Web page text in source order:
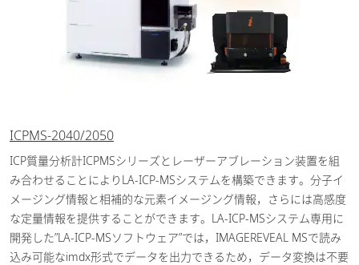
ICPMS-2040/2050
ICP質量分析計ICPMSシリーズとレーザーアブレーション装置を組
み合わせることによりLA-ICP-MSシステムを構築できます。分子イ
メージング情報と相補的な元素イメージング情報，さらには高感度
な定量情報を提供することができます。LA-ICP-MSシステム専用に
開発した”LA-ICP-MSソフトウェア”では，IMAGEREVEAL MSで読み
込み可能なimdx形式でデータを出力できるため，データ変換は不要